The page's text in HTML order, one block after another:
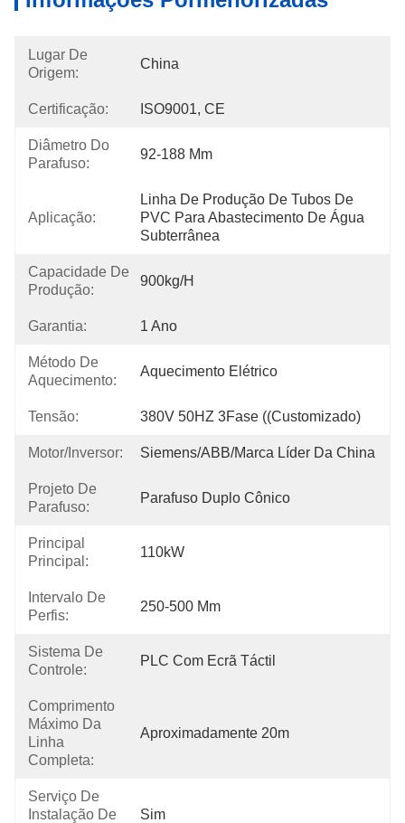
Lugar De
Origem:
China
Certificação: ISO9001, CE
Diâmetro Do
Parafuso:
92-188 Mm
Aplicação:
Linha De Produção De Tubos De
PVC Para Abastecimento De Água
Subterrânea
Capacidade De
Produção:
900kg/h
Garantia: 1 Ano
Método De
Aquecimento:
Aquecimento Elétrico
Tensão: 380V 50HZ 3Fase ((Customizado)
Motor/Inversor: Siemens/ABB/Marca Líder Da China
Projeto De
Parafuso:
Parafuso Duplo Cônico
Principal
Principal:
110kW
Intervalo De
Perfis:
250-500 Mm
Sistema De
Controle:
PLC Com Ecrã Táctil
Comprimento
Máximo Da
Linha
Completa:
Aproximadamente 20m
Serviço De
Instalação De
Sim